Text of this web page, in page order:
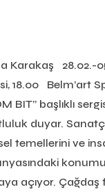
Karakaş 28.02.-
18.00 Belm’art
BIT” başlıklı
duyar.
temellerini ve
açıyor. Çağdaş